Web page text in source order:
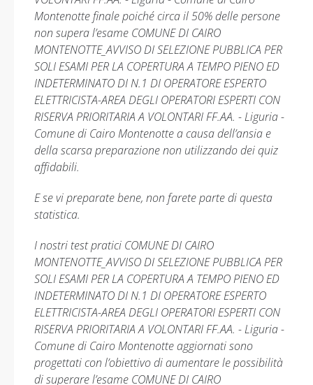
Montenotte finale poiché circa il 50% delle persone
non supera l’esame COMUNE DI CAIRO
MONTENOTTE_AVVISO DI SELEZIONE PUBBLICA PER
SOLI ESAMI PER LA COPERTURA A TEMPO PIENO ED
INDETERMINATO DI N.1 DI OPERATORE ESPERTO
ELETTRICISTA-AREA DEGLI OPERATORI ESPERTI CON
RISERVA PRIORITARIA A VOLONTARI FF.AA. - Liguria -
Comune di Cairo Montenotte a causa dell’ansia e
della scarsa preparazione non utilizzando dei quiz
affidabili.
E se vi preparate bene, non farete parte di questa
statistica.
I nostri test pratici COMUNE DI CAIRO
MONTENOTTE_AVVISO DI SELEZIONE PUBBLICA PER
SOLI ESAMI PER LA COPERTURA A TEMPO PIENO ED
INDETERMINATO DI N.1 DI OPERATORE ESPERTO
ELETTRICISTA-AREA DEGLI OPERATORI ESPERTI CON
RISERVA PRIORITARIA A VOLONTARI FF.AA. - Liguria -
Comune di Cairo Montenotte aggiornati sono
progettati con l’obiettivo di aumentare le possibilità
di superare l’esame COMUNE DI CAIRO